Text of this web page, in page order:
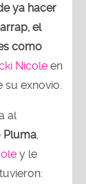
ya hacer
el
como
Nicole en
exnovio.
al
Pluma
y le